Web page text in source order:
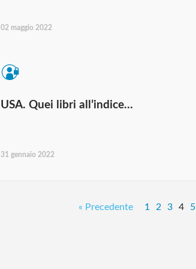
02 maggio 2022
USA. Quei libri all’indice…
31 gennaio 2022
« Precedente 1 2 3 4 5